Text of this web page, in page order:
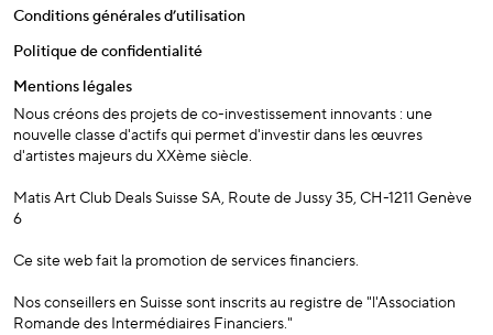
Nous créons des projets de co-investissement innovants : une
nouvelle classe d'actifs qui permet d'investir dans les œuvres
d'artistes majeurs du XXème siècle.
Matis Art Club Deals Suisse SA, Route de Jussy 35, CH-1211 Genève
6
Ce site web fait la promotion de services financiers.
Nos conseillers en Suisse sont inscrits au registre de "l'Association
Romande des Intermédiaires Financiers."
Conditions générales d’utilisation
Politique de confidentialité
Mentions légales